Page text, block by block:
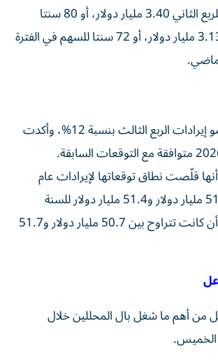
بلغ صافي الدخل للربع الثاني 3.40 مليار دولار، أو 80 سنتا
للسهم، مقارنة بـ 3.13 مليار دولار، أو 72 سنتا للسهم في الفترة
تتوقع نتفليكس نمو إيرادات الربع الثالث بنسبة 12%، وأكدت
أن توقعاتها لعام 2026 متوافقة مع التوقعات السابقة.
قلّصت نطاق توقعاتها لإيرادات عام
2026 إلى ما بين 51 مليار دولار و51.4 مليار دولار للسنة
المالية كاملة، بعد أن كانت تتراوح بين 50.7 مليار دولار و51.7
من أهم ما شغل بال المحللين خلال
الخميس.